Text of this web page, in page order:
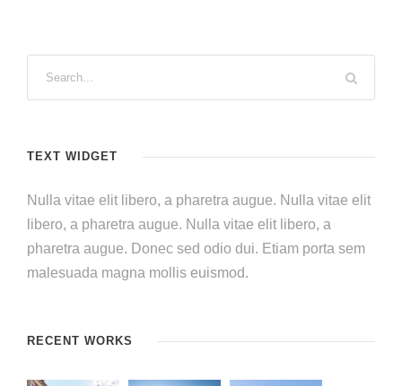
TEXT WIDGET
Nulla vitae elit libero, a pharetra augue. Nulla vitae elit
libero, a pharetra augue. Nulla vitae elit libero, a
pharetra augue. Donec sed odio dui. Etiam porta sem
malesuada magna mollis euismod.
RECENT WORKS